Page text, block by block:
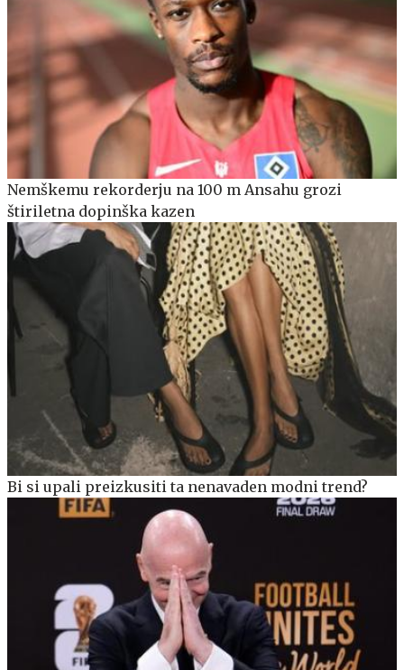
Nemškemu rekorderju na 100 m Ansahu grozi
štiriletna dopinška kazen
Bi si upali preizkusiti ta nenavaden modni trend?